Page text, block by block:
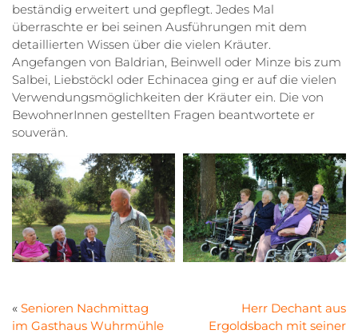
beständig erweitert und gepflegt. Jedes Mal
überraschte er bei seinen Ausführungen mit dem
detaillierten Wissen über die vielen Kräuter.
Angefangen von Baldrian, Beinwell oder Minze bis zum
Salbei, Liebstöckl oder Echinacea ging er auf die vielen
Verwendungsmöglichkeiten der Kräuter ein. Die von
BewohnerInnen gestellten Fragen beantwortete er
souverän.
« Senioren Nachmittag
im Gasthaus Wuhrmühle
Herr Dechant aus
Ergoldsbach mit seiner